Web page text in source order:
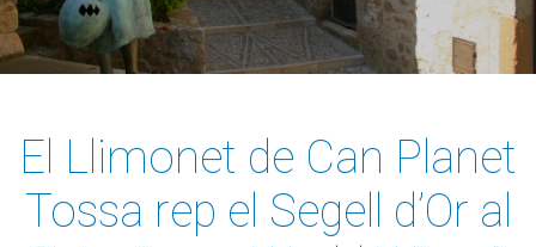
El Llimonet de Can Planet
Tossa rep el Segell d’Or al